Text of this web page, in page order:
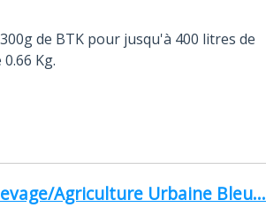
de BTK pour jusqu'à 400 litres de
Kg.
Agriculture Urbaine Bleu...